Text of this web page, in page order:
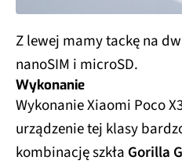
Z lewej mamy tackę na
nanoSIM i microSD.
Wykonanie
Wykonanie Xiaomi Poco
urządzenie tej klasy
kombinację szkła Gorilla